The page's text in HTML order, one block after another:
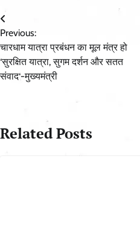
Post
navigation
Previous:
चारधाम यात्रा प्रबंधन का मूल मंत्र हो
‘सुरक्षित यात्रा, सुगम दर्शन और सतत
संवाद‘-मुख्यमंत्री
Related Posts